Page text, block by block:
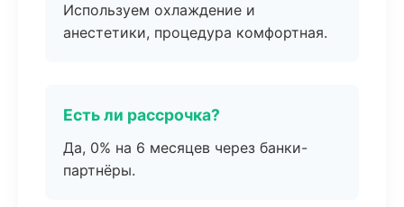
Используем охлаждение и
анестетики, процедура комфортная.
Есть ли рассрочка?
Да, 0% на 6 месяцев через банки-
партнёры.